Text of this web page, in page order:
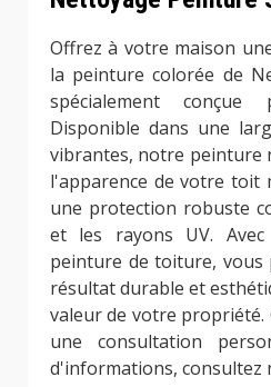
Offrez à votre maison
la peinture colorée de
spécialement
Disponible dans une
vibrantes, notre peinture
l'apparence de votre toit
une protection robuste
et les rayons UV.
peinture de toiture,
résultat durable et
valeur de votre
une consultation
d'informations, consultez